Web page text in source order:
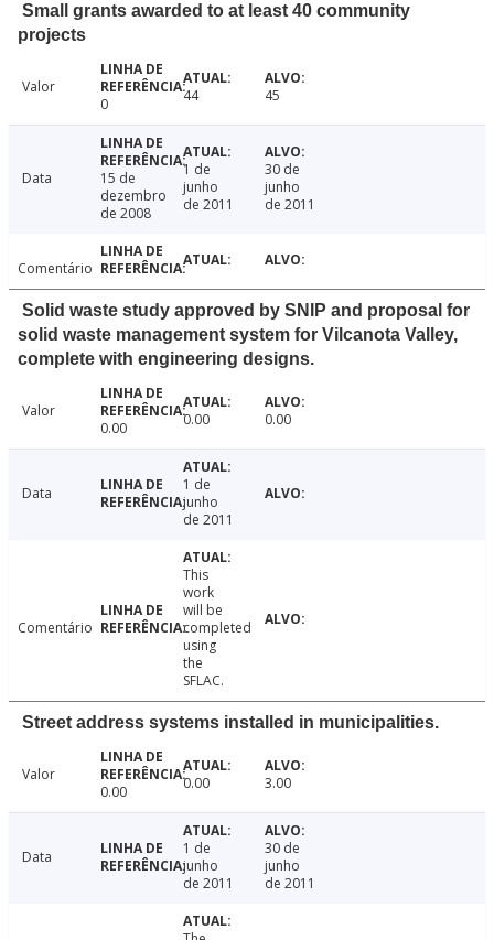
Small grants awarded to at least 40 community
projects
Valor
0
44 45
Data
15 de
dezembro
de 2008
1 de
junho
de 2011
30 de
junho
de 2011
Comentário
Solid waste study approved by SNIP and proposal for
solid waste management system for Vilcanota Valley,
complete with engineering designs.
Valor
0.00
0.00 0.00
Data
1 de
junho
de 2011
Comentário
This
work
will be
completed
using
the
SFLAC.
Street address systems installed in municipalities.
Valor
0.00
0.00 3.00
Data
1 de
junho
de 2011
30 de
junho
de 2011